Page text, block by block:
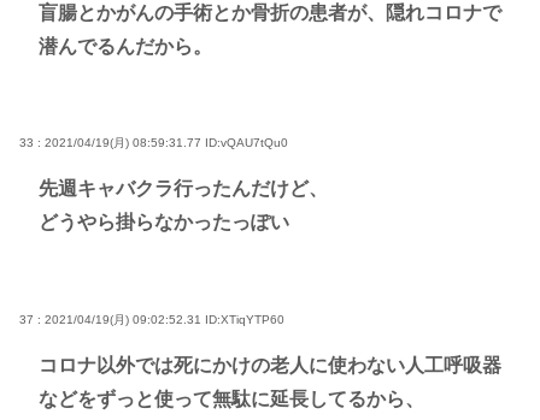
盲腸とかがんの手術とか骨折の患者が、隠れコロナで
潜んでるんだから。
33 : 2021/04/19(月) 08:59:31.77 ID:vQAU7tQu0
先週キャバクラ行ったんだけど、
どうやら掛らなかったっぽい
37 : 2021/04/19(月) 09:02:52.31 ID:XTiqYTP60
コロナ以外では死にかけの老人に使わない人工呼吸器
などをずっと使って無駄に延長してるから、